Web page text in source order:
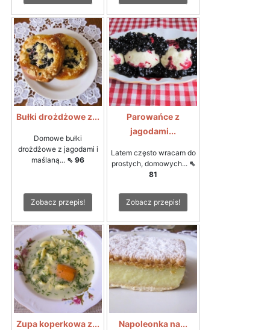
Bułki drożdżowe z...
Domowe bułki
drożdżowe z jagodami i
maślaną... ⇖ 96
Zobacz przepis!
Parowańce z
jagodami...
Latem często wracam do
prostych, domowych... ⇖
81
Zobacz przepis!
Zupa koperkowa z... Napoleonka na...